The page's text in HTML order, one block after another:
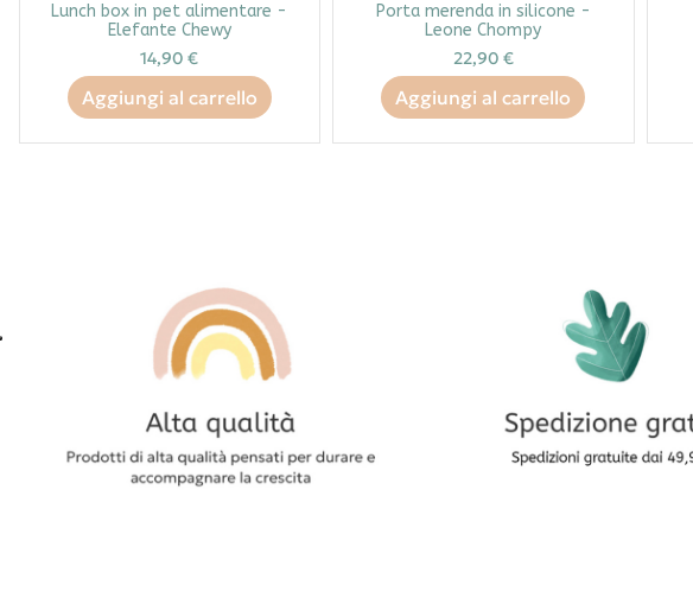
Lunch box in pet alimentare -
Elefante Chewy
14,90 €
Aggiungi al carrello
Porta merenda in silicone -
Leone Chompy
22,90 €
Aggiungi al carrello